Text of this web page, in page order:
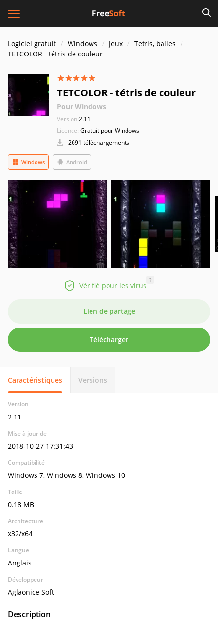
Logiciel gratuit Windows Jeux
Tetris, balles
TETCOLOR - tétris de couleur
TETCOLOR - tétris de couleur
Pour Windows
Version:2.11
Licence: Gratuit pour Windows
2691 téléchargements
Android
Windows
Vérifié pour les virus
?
Lien de partage
Télécharger
Caractéristiques Versions
Version
2.11
Mise à jour de
2018-10-27 17:31:43
Compatibilité
Windows 7, Windows 8, Windows 10
Taille
0.18 MB
Architecture
x32/x64
Langue
Anglais
Développeur
Aglaonice Soft
Description